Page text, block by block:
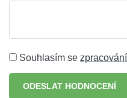
Souhlasím se
ODESLAT HODNOCENÍ